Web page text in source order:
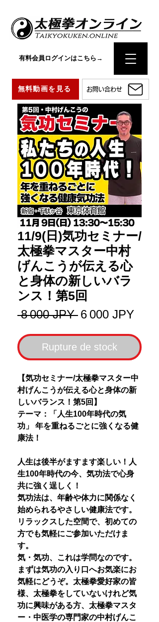
お問い合わせ
無料動画を見る
有料会員ログインはこちら→
11/9(日)気功セミナー/
太極拳マスター中村
げんこうが伝える心
と身体の新しいバラ
ンス！第5回
8 000 JPY Prix
6 000 JPYPrix
Rupture de stock
【気功セミナー/太極拳マスター中
村げんこうが伝える心と身体の新
しいバランス！第5回】
テーマ：「人生100年時代の気
功」 年を重ねるごとに強くなる健
康法！
人生は後半がますます楽しい！人
生100年時代の今、気功法で心身
共に強く逞しく！
気功法は、年齢や体力に関係なく
始められるやさしい健康法です。
リラックスした空間で、初めての
方でも気軽にご参加いただけま
す。
気・気功、これは学問なのです。
まずは気功の入り口へお気楽にお
気軽にどうぞ。太極拳愛好家の皆
様、太極拳をしていないけれど気
功に興味がある方、太極拳マスタ
ー・中医学の専門家の中村げんこ